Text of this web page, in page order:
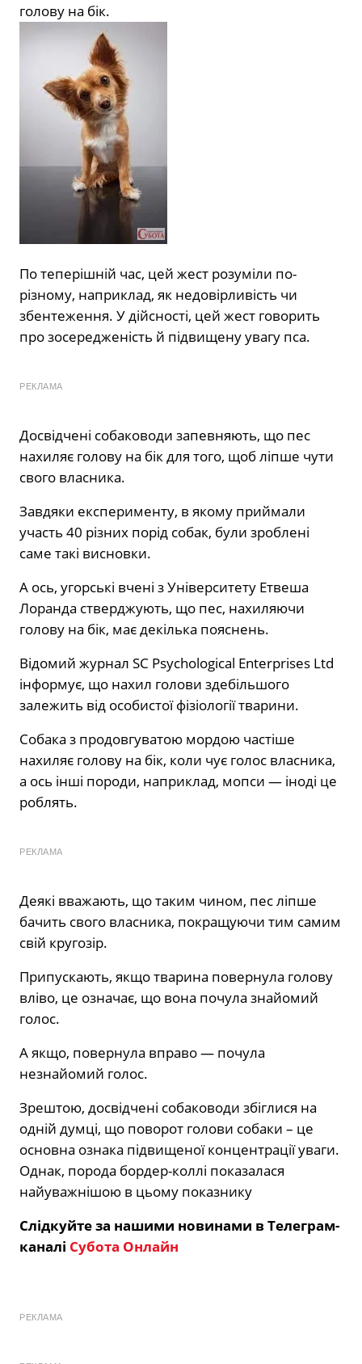
голову на бік.
По теперішній час, цей жест розуміли по-
різному, наприклад, як недовірливість чи
збентеження. У дійсності, цей жест говорить
про зосередженість й підвищену увагу пса.
РЕКЛАМА
Досвідчені собаководи запевняють, що пес
нахиляє голову на бік для того, щоб ліпше чути
свого власника.
Завдяки експерименту, в якому приймали
участь 40 різних порід собак, були зроблені
саме такі висновки.
А ось, угорські вчені з Університету Етвеша
Лоранда стверджують, що пес, нахиляючи
голову на бік, має декілька пояснень.
Відомий журнал SC Psychological Enterprises Ltd
інформує, що нахил голови здебільшого
залежить від особистої фізіології тварини.
Собака з продовгуватою мордою частіше
нахиляє голову на бік, коли чує голос власника,
а ось інші породи, наприклад, мопси — іноді це
роблять.
РЕКЛАМА
Деякі вважають, що таким чином, пес ліпше
бачить свого власника, покращуючи тим самим
свій кругозір.
Припускають, якщо тварина повернула голову
вліво, це означає, що вона почула знайомий
голос.
А якщо, повернула вправо — почула
незнайомий голос.
Зрештою, досвідчені собаководи збіглися на
одній думці, що поворот голови собаки – це
основна ознака підвищеної концентрації уваги.
Однак, порода бордер-коллі показалася
найуважнішою в цьому показнику
Слідкуйте за нашими новинами в Телеграм-
каналі Субота Онлайн
РЕКЛАМА